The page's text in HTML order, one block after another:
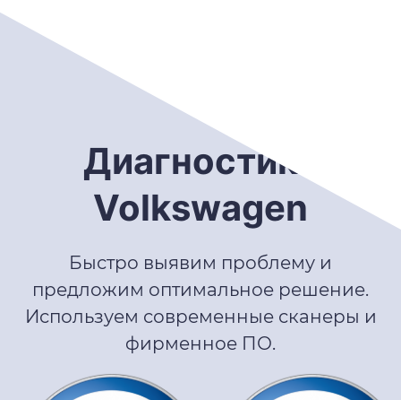
Диагностика
Volkswagen
Быстро выявим проблему и
предложим оптимальное решение.
Используем современные сканеры и
фирменное ПО.